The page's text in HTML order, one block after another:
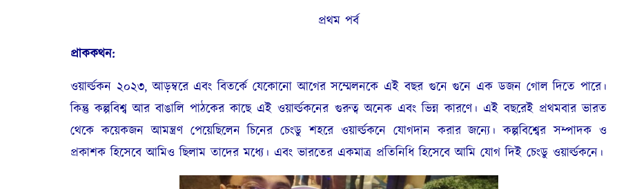
প্রথম পর্ব
প্রাককথন:
ওয়ার্ল্ডকন ২০২৩, আড়ম্বরে এবং বিতর্কে যেকোনো আগের সম্মেলনকে এই বছর গুনে গুনে এক ডজন গোল দিতে পারে।
কিন্তু কল্পবিশ্ব আর বাঙালি পাঠকের কাছে এই ওয়ার্ল্ডকনের গুরুত্ব অনেক এবং ভিন্ন কারণে। এই বছরেই প্রথমবার ভারত
থেকে কয়েকজন আমন্ত্রণ পেয়েছিলেন চিনের চেংডু শহরে ওয়ার্ল্ডকনে যোগদান করার জন্যে। কল্পবিশ্বের সম্পাদক ও
প্রকাশক হিসেবে আমিও ছিলাম তাদের মধ্যে। এবং ভারতের একমাত্র প্রতিনিধি হিসেবে আমি যোগ দিই চেংডু ওয়ার্ল্ডকনে।